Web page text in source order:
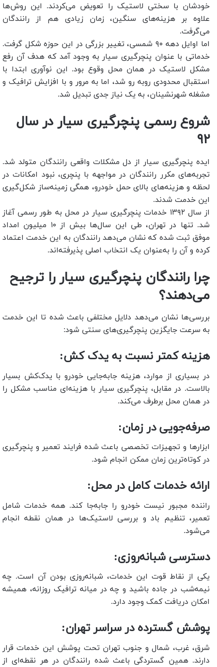
خودشان با سختی لاستیک را تعویض می‌کردند. این روش‌ها
علاوه بر هزینه‌های سنگین، زمان زیادی هم از رانندگان
می‌گرفت.
اما اوایل دهه ۹۰ شمسی، تغییر بزرگی در این حوزه شکل گرفت.
خدماتی با عنوان پنچرگیری سیار به‌ وجود آمد که هدف آن رفع
مشکل لاستیک در همان محل وقوع بود. این نوآوری ابتدا با
استقبال محدودی روبه ‌رو شد، اما به مرور و با افزایش ترافیک و
مشغله شهرنشینان، به یک نیاز جدی تبدیل شد.
شروع رسمی پنچرگیری سیار در سال
۹۲
ایده پنچرگیری سیار از دل مشکلات واقعی رانندگان متولد شد.
تجربه‌های مکرر رانندگان در مواجهه با پنچری، نبود امکانات در
لحظه و هزینه‌های بالای حمل خودرو، همگی زمینه‌ساز شکل‌گیری
این خدمت شدند.
از سال ۱۳۹۲ خدمات پنچرگیری سیار در محل به‌ طور رسمی آغاز
شد. تنها در تهران، طی این سال‌ها بیش از ۱۰ میلیون امداد
موفق ثبت شده که نشان می‌دهد رانندگان به این خدمت اعتماد
کرده و آن را به‌عنوان یک انتخاب اصلی پذیرفته‌اند.
چرا رانندگان پنچرگیری سیار را ترجیح
می‌دهند؟
بررسی‌ها نشان می‌دهد دلایل مختلفی باعث شده تا این خدمت
به سرعت جایگزین پنچرگیری‌های سنتی شود:
هزینه کمتر نسبت به یدک‌ کش:
در بسیاری از موارد، هزینه جابه‌جایی خودرو با یدک‌کش بسیار
بالاست. در مقابل، پنچرگیری سیار با هزینه‌ای مناسب مشکل را
در همان محل برطرف می‌کند.
صرفه‌جویی در زمان:
ابزارها و تجهیزات تخصصی باعث شده فرایند تعمیر و پنچرگیری
در کوتاه‌ترین زمان ممکن انجام شود.
ارائه خدمات کامل در محل:
راننده مجبور نیست خودرو را جابه‌جا کند. همه خدمات شامل
تعمیر، تنظیم باد و بررسی لاستیک‌ها در همان نقطه انجام
می‌شود.
دسترسی شبانه‌روزی:
یکی از نقاط قوت این خدمات، شبانه‌روزی بودن آن است. چه
نیمه‌شب در جاده باشید و چه در میانه ترافیک روزانه، همیشه
امکان دریافت کمک وجود دارد.
پوشش گسترده در سراسر تهران:
شرق، غرب، شمال و جنوب تهران تحت پوشش این خدمات قرار
دارند. همین گستردگی باعث شده رانندگان در هر نقطه‌ای از